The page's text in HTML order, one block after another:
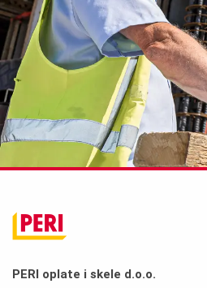
PERI oplate i skele d.o.o.